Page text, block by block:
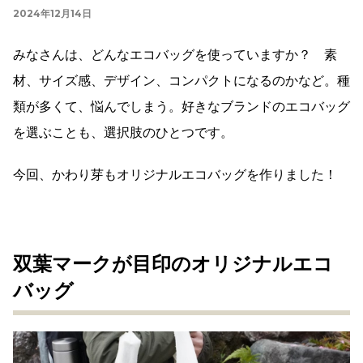
2024年12月14日
みなさんは、どんなエコバッグを使っていますか？ 素
材、サイズ感、デザイン、コンパクトになるのかなど。種
類が多くて、悩んでしまう。好きなブランドのエコバッグ
を選ぶことも、選択肢のひとつです。
今回、かわり芽もオリジナルエコバッグを作りました！
双葉マークが目印のオリジナルエコ
バッグ